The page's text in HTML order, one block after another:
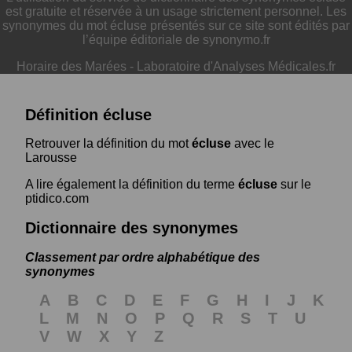
est gratuite et réservée à un usage strictement personnel. Les
synonymes du mot écluse présentés sur ce site sont édités par
l’équipe éditoriale de synonymo.fr
Horaire des Marées - Laboratoire d'Analyses Médicales.fr
Définition écluse
Retrouver la définition du motécluse avec le
Larousse
A lire également la définition du terme écluse sur le
ptidico.com
Dictionnaire des synonymes
Classement par ordre alphabétique des
synonymes
A B C D E F G H I J
K
L
M N O P Q R S T
U
V
W X Y Z